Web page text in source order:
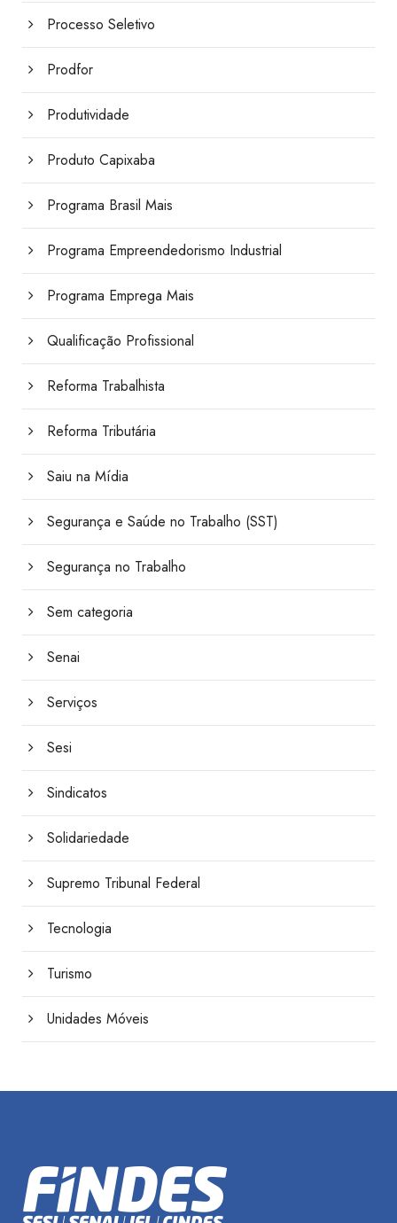
Processo Seletivo
Prodfor
Produtividade
Produto Capixaba
Programa Brasil Mais
Programa Empreendedorismo Industrial
Programa Emprega Mais
Qualificação Profissional
Reforma Trabalhista
Reforma Tributária
Saiu na Mídia
Segurança e Saúde no Trabalho (SST)
Segurança no Trabalho
Sem categoria
Senai
Serviços
Sesi
Sindicatos
Solidariedade
Supremo Tribunal Federal
Tecnologia
Turismo
Unidades Móveis